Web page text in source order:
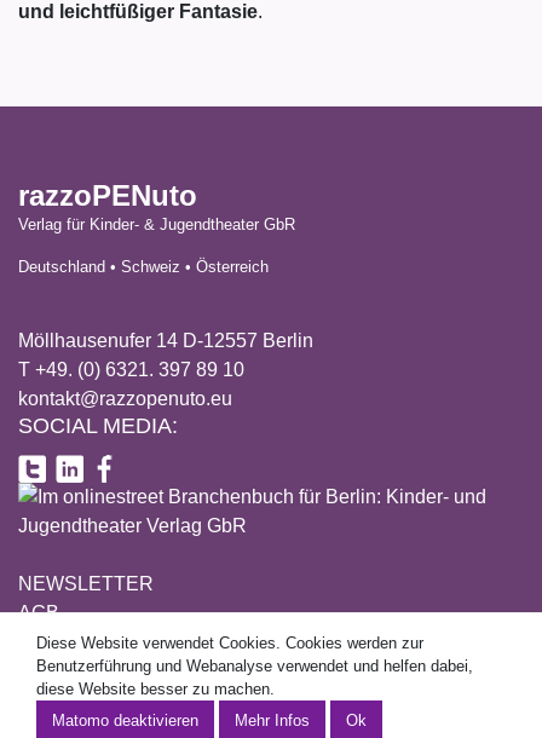
und leichtfüßiger Fantasie.
razzoPENuto
Verlag für Kinder- & Jugendtheater GbR
Deutschland • Schweiz • Österreich
Möllhausenufer 14 D-12557 Berlin
T +49. (0) 6321. 397 89 10
kontakt@razzopenuto.eu
SOCIAL MEDIA:
NEWSLETTER
AGB
DATENSCHUTZ
IMPRESSUM
This site uses cookies. Cookies are used for user guidance and
web analytics and help to make this website better.
Mehr Informationen
Diese Website verwendet Cookies. Cookies werden zur
Benutzerführung und Webanalyse verwendet und helfen dabei,
diese Website besser zu machen.
Mehr Infos